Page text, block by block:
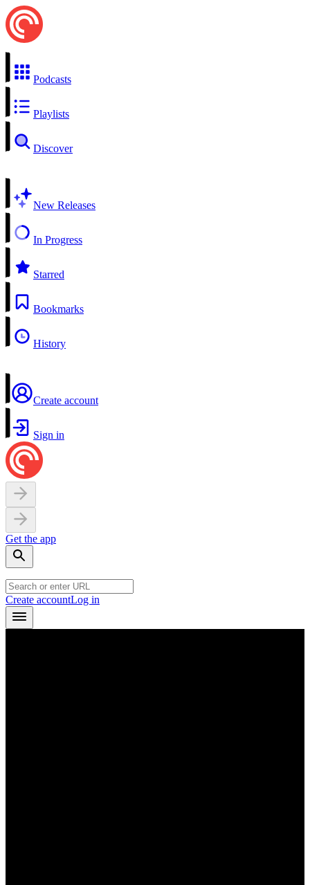
Podcasts
Playlists
Discover
New Releases
In Progress
Starred
Bookmarks
History
Create account
Sign in
Get the app
Create accountLog in